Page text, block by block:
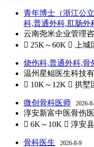
青年博士（浙江公
科,普通外科,肛肠外
云南尧米企业管理
 25K～60K  上城
烧伤科,普通外科,骨
温州星鲲医生科技
 10K～12K  拱墅
微创骨科医师 2026-
淳安新富中医骨伤
 6K～10K  淳安县
骨科医生 2026-8-9